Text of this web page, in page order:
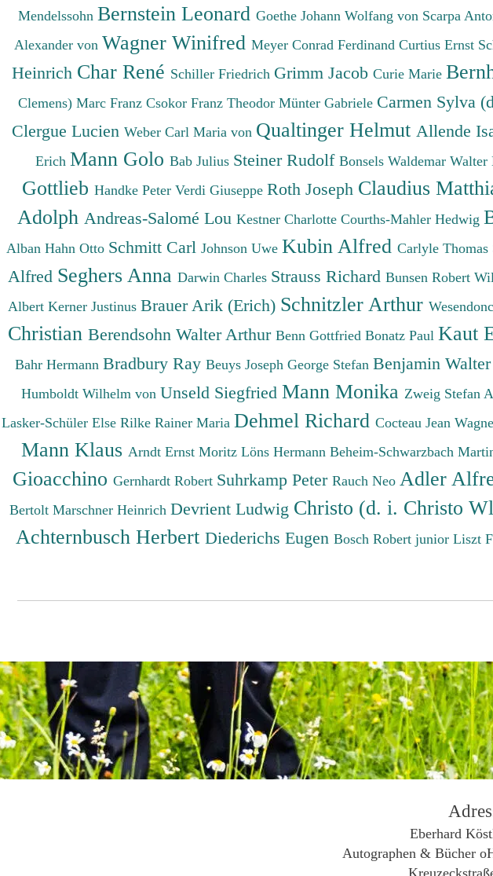
Mendelssohn Bernstein Leonard Goethe Johann Wolfang von Scarpa
Alexander von Wagner Winifred Meyer Conrad Ferdinand Curtius Ernst
Heinrich Char René Schiller Friedrich Grimm Jacob Curie Marie
Clemens) Marc Franz Csokor Franz Theodor Münter Gabriele Carmen Sylva
Clergue Lucien Weber Carl Maria von Qualtinger Helmut Allende
Erich Mann Golo Bab Julius Steiner Rudolf Bonsels Waldemar Walter
Gottlieb Handke Peter Verdi Giuseppe Roth Joseph Claudius
Adolph Andreas-Salomé Lou Kestner Charlotte Courths-Mahler Hedwig
Alban Hahn Otto Schmitt Carl Johnson Uwe Kubin Alfred Carlyle Thomas
Alfred Seghers Anna Darwin Charles Strauss Richard Bunsen Robert
Albert Kerner Justinus Brauer Arik (Erich) Schnitzler Arthur
Christian Berendsohn Walter Arthur Benn Gottfried Bonatz Paul Kaut
Bahr Hermann Bradbury Ray Beuys Joseph George Stefan Benjamin Walter
Humboldt Wilhelm von Unseld Siegfried Mann Monika Zweig Stefan
Lasker-Schüler Else Rilke Rainer Maria Dehmel Richard Cocteau Jean
Mann Klaus Arndt Ernst Moritz Löns Hermann Beheim-Schwarzbach
Gioacchino Gernhardt Robert Suhrkamp Peter Rauch Neo Adler
Bertolt Marschner Heinrich Devrient Ludwig Christo (d. i. Christo
Achternbusch Herbert Diederichs Eugen Bosch Robert junior Liszt
Eberhard
Autographen & Bücher